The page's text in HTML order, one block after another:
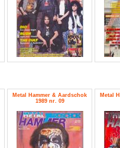
Metal Hammer & Aardschok
1989 nr. 09
Metal